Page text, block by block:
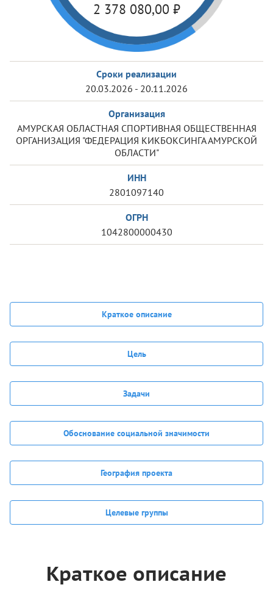
2 378 080,00 ₽
Сроки реализации
20.03.2026 - 20.11.2026
Организация
АМУРСКАЯ ОБЛАСТНАЯ СПОРТИВНАЯ ОБЩЕСТВЕННАЯ
ОРГАНИЗАЦИЯ "ФЕДЕРАЦИЯ КИКБОКСИНГА АМУРСКОЙ
ОБЛАСТИ"
ИНН
2801097140
ОГРН
1042800000430
Краткое описание
Цель
Задачи
Обоснование социальной значимости
География проекта
Целевые группы
Краткое описание